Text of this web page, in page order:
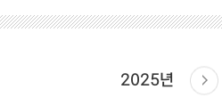
2025년